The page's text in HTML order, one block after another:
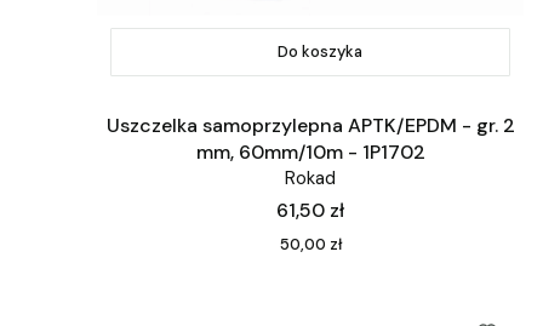
Do koszyka
Uszczelka samoprzylepna APTK/EPDM - gr. 2
mm, 60mm/10m - 1P1702
Rokad
Cena
61,50 zł
Cena
50,00 zł